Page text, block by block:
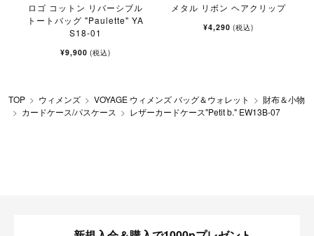
ロゴ コットン リバーシブル
トートバッグ "Paulette" YA
S18-01
¥9,900(税込)
メタル リボン ヘアクリップ
¥4,290(税込)
TOP ウィメンズ VOYAGE ウィメンズ バッグ＆ウォレット
財布＆小物
カードケース/パスケース
レザーカードケース"Petit b." EW13B-07